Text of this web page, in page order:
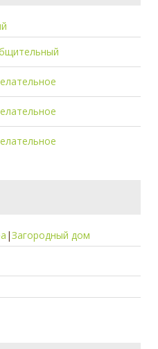
|Загородный дом